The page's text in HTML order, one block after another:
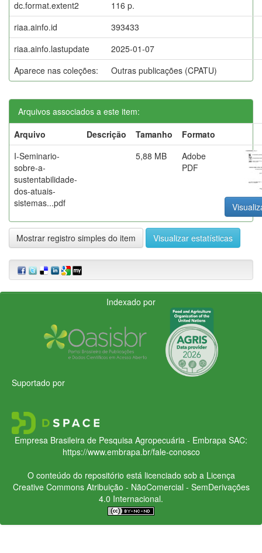
dc.format.extent2
116 p.
riaa.ainfo.id
393433
riaa.ainfo.lastupdate
2025-01-07
Aparece nas coleções:
Outras publicações (CPATU)
Arquivos associados a este item:
Arquivo
Descrição Tamanho
Formato
I-Seminario-
sobre-a-
sustentabilidade-
dos-atuais-
sistemas...pdf
5,88 MB
Adobe
PDF
Mostrar registro simples do item Visualizar estatísticas
Indexado por
Suportado por
Empresa Brasileira de Pesquisa Agropecuária - Embrapa SAC:
https://www.embrapa.br/fale-conosco
O conteúdo do repositório está licenciado sob a Licença
Creative CommonsAtribuição - NãoComercial - SemDerivações
4.0 Internacional.